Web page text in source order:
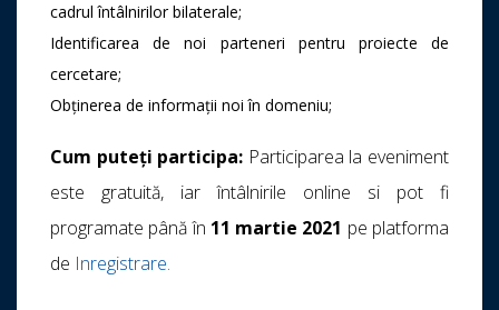
cadrul întâlnirilor bilaterale;
Identificarea de noi parteneri pentru proiecte de
cercetare;
Obținerea de informații noi în domeniu;
Cum puteți participa: Participarea la eveniment
este gratuită, iar întâlnirile online si pot fi
programate până în 11 martie 2021 pe platforma
de Inregistrare.